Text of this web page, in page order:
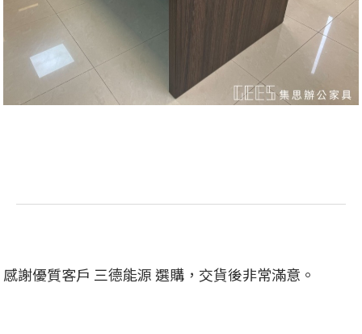
感謝優質客戶 三德能源 選購，交貨後非常滿意。